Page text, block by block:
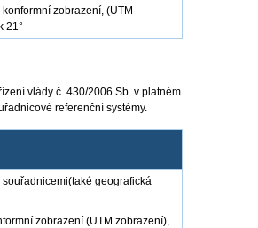
zobrazení, (UTM
21°
vlády č. 430/2006 Sb. v platném
referenční systémy.
geografická
zobrazení (UTM zobrazení),